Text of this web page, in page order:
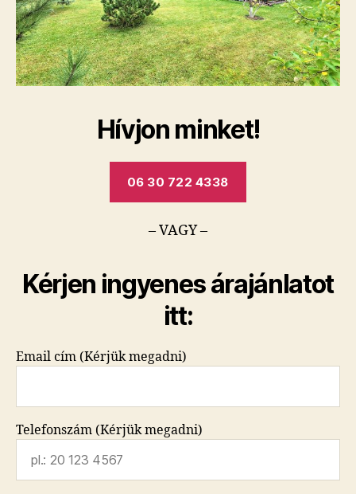
Hívjon minket!
06 30 722 4338
– VAGY –
Kérjen ingyenes árajánlatot
itt:
Email cím (Kérjük megadni)
Telefonszám (Kérjük megadni)